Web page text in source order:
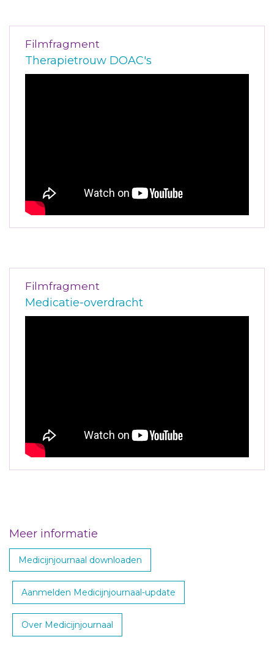
Filmfragment
Therapietrouw DOAC's
Filmfragment
Medicatie-overdracht
Meer informatie
Medicijnjournaal downloaden
Aanmelden Medicijnjournaal-update
Over Medicijnjournaal